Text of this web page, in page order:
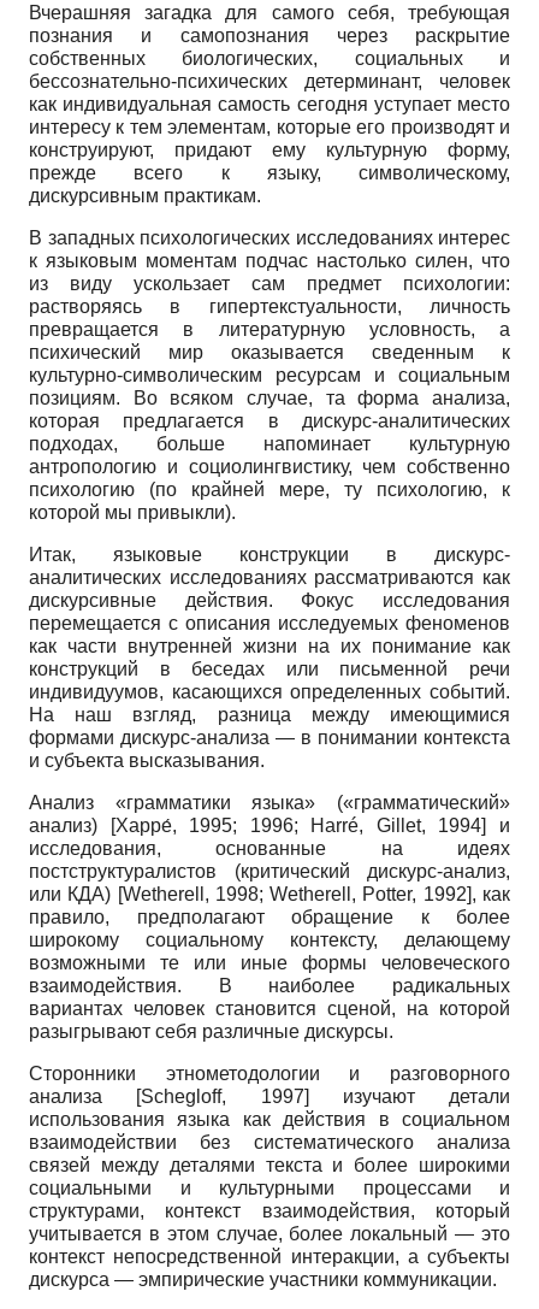
Вчерашняя загадка для самого себя, требующая
познания и самопознания через раскрытие
собственных биологических, социальных и
бессознательно-психических детерминант, человек
как индивидуальная самость сегодня уступает место
интересу к тем элементам, которые его производят и
конструируют, придают ему культурную форму,
прежде всего к языку, символическому,
дискурсивным практикам.
В западных психологических исследованиях интерес
к языковым моментам подчас настолько силен, что
из виду ускользает сам предмет психологии:
растворяясь в гипертекстуальности, личность
превращается в литературную условность, а
психический мир оказывается сведенным к
культурно-символическим ресурсам и социальным
позициям. Во всяком случае, та форма анализа,
которая предлагается в дискурс-аналитических
подходах, больше напоминает культурную
антропологию и социолингвистику, чем собственно
психологию (по крайней мере, ту психологию, к
которой мы привыкли).
Итак, языковые конструкции в дискурс-
аналитических исследованиях рассматриваются как
дискурсивные действия. Фокус исследования
перемещается с описания исследуемых феноменов
как части внутренней жизни на их понимание как
конструкций в беседах или письменной речи
индивидуумов, касающихся определенных событий.
На наш взгляд, разница между имеющимися
формами дискурс-анализа — в понимании контекста
и субъекта высказывания.
Анализ «грамматики языка» («грамматический»
анализ) [Харре́, 1995; 1996; Harré, Gillet, 1994] и
исследования, основанные на идеях
постструктуралистов (критический дискурс-анализ,
или КДА) [Wetherell, 1998; Wetherell, Potter, 1992], как
правило, предполагают обращение к более
широкому социальному контексту, делающему
возможными те или иные формы человеческого
взаимодействия. В наиболее радикальных
вариантах человек становится сценой, на которой
разыгрывают себя различные дискурсы.
Сторонники этнометодологии и разговорного
анализа [Schegloff, 1997] изучают детали
использования языка как действия в социальном
взаимодействии без систематического анализа
связей между деталями текста и более широкими
социальными и культурными процессами и
структурами, контекст взаимодействия, который
учитывается в этом случае, более локальный — это
контекст непосредственной интеракции, а субъекты
дискурса — эмпирические участники коммуникации.